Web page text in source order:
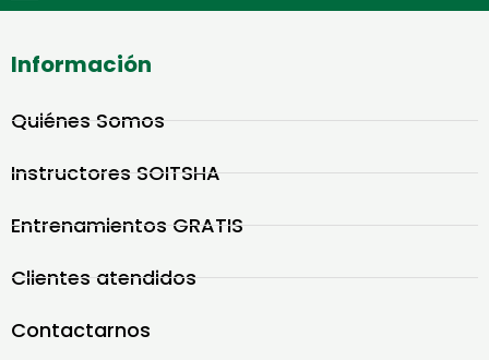
Información
Quiénes Somos
Instructores SOITSHA
Entrenamientos GRATIS
Clientes atendidos
Contactarnos